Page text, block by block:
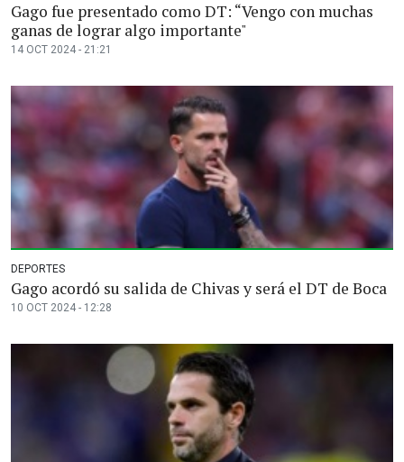
Gago fue presentado como DT: “Vengo con muchas
ganas de lograr algo importante"
14 OCT 2024 - 21:21
DEPORTES
Gago acordó su salida de Chivas y será el DT de Boca
10 OCT 2024 - 12:28